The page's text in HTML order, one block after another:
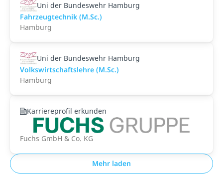
Uni der Bundeswehr Hamburg
Fahrzeugtechnik (M.Sc.)
Hamburg
Uni der Bundeswehr Hamburg
Volkswirtschaftslehre (M.Sc.)
Hamburg
Karriereprofil erkunden
Fuchs GmbH & Co. KG
Mehr laden